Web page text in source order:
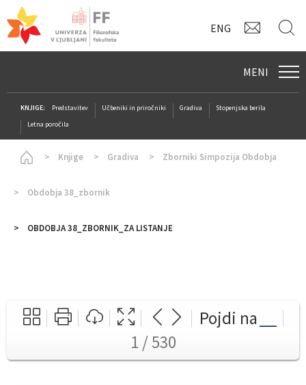
ENG
MENI
KNJIGE: Predstavitev Učbeniki in priročniki Gradiva
Stopenjska berila
Letna poročila
Homepage
Knjige Gradiva Zborniki Simpozija Obdobja
Obdobja 38_zbornik
OBDOBJA 38_ZBORNIK_ZA LISTANJE
Pojdi na
1 / 530